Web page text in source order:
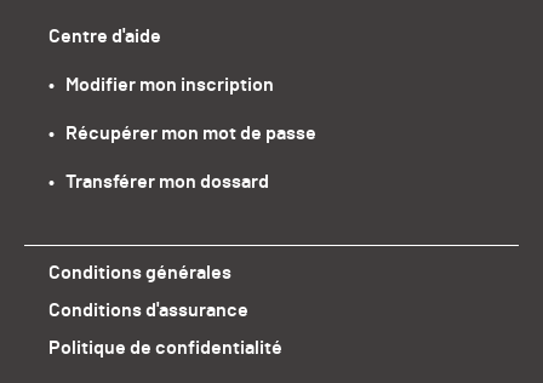
Centre d'aide
•   Modifier mon inscription
•   Récupérer mon mot de passe
•   Transférer mon dossard
Conditions générales
Conditions d'assurance
Politique de confidentialité